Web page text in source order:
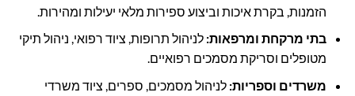
הזמנות, בקרת איכות וביצוע ספירות מלאי יעילות ומהירות.
בתי מרקחת ומרפאות: לניהול תרופות, ציוד רפואי, ניהול תיקי
מטופלים וסריקת מסמכים רפואיים.
משרדים וספריות: לניהול מסמכים, ספרים, ציוד משרדי